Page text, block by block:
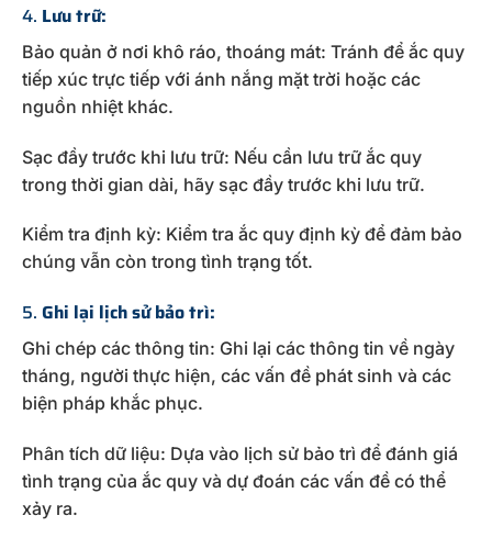
4. Lưu trữ:
Bảo quản ở nơi khô ráo, thoáng mát: Tránh để ắc quy
tiếp xúc trực tiếp với ánh nắng mặt trời hoặc các
nguồn nhiệt khác.
Sạc đầy trước khi lưu trữ: Nếu cần lưu trữ ắc quy
trong thời gian dài, hãy sạc đầy trước khi lưu trữ.
Kiểm tra định kỳ: Kiểm tra ắc quy định kỳ để đảm bảo
chúng vẫn còn trong tình trạng tốt.
5. Ghi lại lịch sử bảo trì:
Ghi chép các thông tin: Ghi lại các thông tin về ngày
tháng, người thực hiện, các vấn đề phát sinh và các
biện pháp khắc phục.
Phân tích dữ liệu: Dựa vào lịch sử bảo trì để đánh giá
tình trạng của ắc quy và dự đoán các vấn đề có thể
xảy ra.